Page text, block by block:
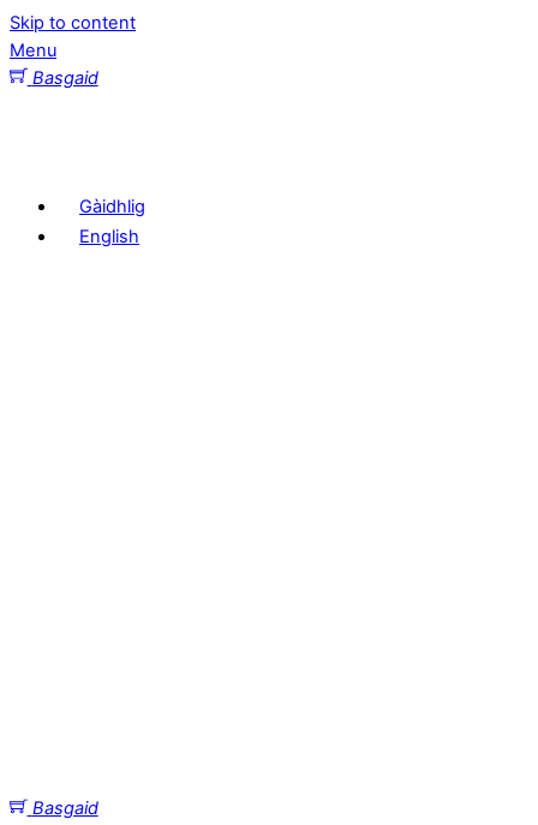
Skip to content
Menu
Basgaid
Gàidhlig
English
Basgaid